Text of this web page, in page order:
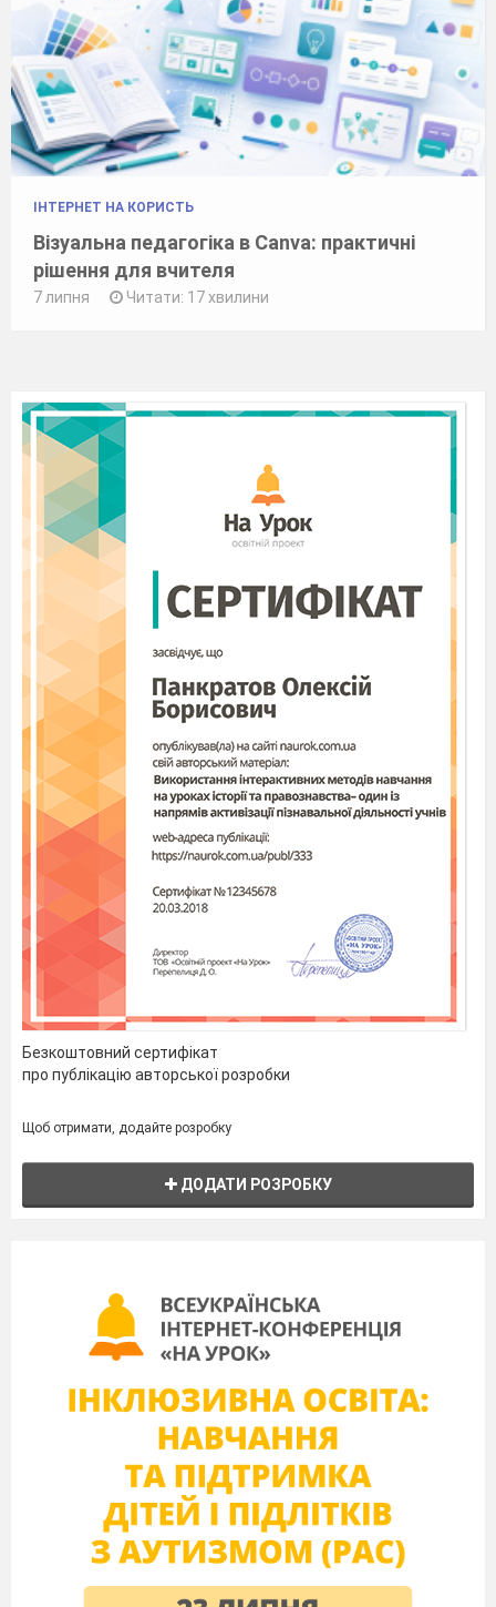
ІНТЕРНЕТ НА КОРИСТЬ
Візуальна педагогіка в Canva: практичні
рішення для вчителя
7 липня Читати: 17 хвилини
Безкоштовний сертифікат
про публікацію авторської розробки
Щоб отримати, додайте розробку
ДОДАТИ РОЗРОБКУ